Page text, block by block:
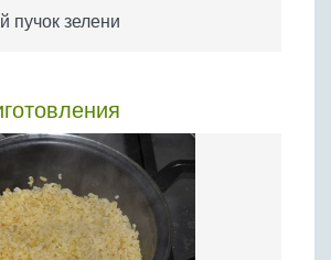
пучок зелени